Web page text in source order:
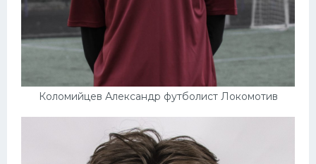
Коломийцев Александр футболист Локомотив